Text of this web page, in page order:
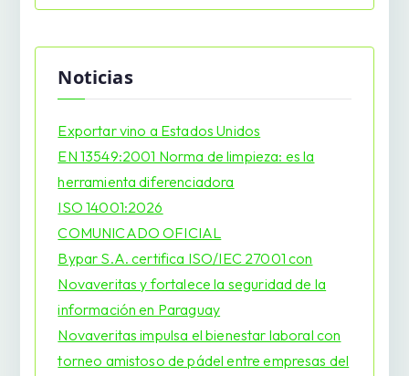
Noticias
Exportar vino a Estados Unidos
EN 13549:2001 Norma de limpieza: es la
herramienta diferenciadora
ISO 14001:2026
COMUNICADO OFICIAL
Bypar S.A. certifica ISO/IEC 27001 con
Novaveritas y fortalece la seguridad de la
información en Paraguay
Novaveritas impulsa el bienestar laboral con
torneo amistoso de pádel entre empresas del